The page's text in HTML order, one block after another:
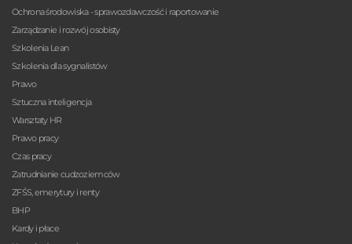
Ochrona środowiska - sprawozdawczość i raportowanie
Zarządzanie i rozwój osobisty
Szkolenia Lean
Szkolenia dla sygnalistów
Prawo
Sztuczna inteligencja
Warsztaty HR
Prawo pracy
Czas pracy
Zatrudnianie cudzoziemców
ZFŚS, emerytury i renty
BHP
Kardy i płace